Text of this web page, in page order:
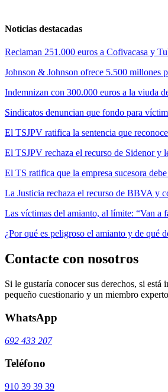
Noticias destacadas
Reclaman 251.000 euros a Cofivacasa y
Johnson & Johnson ofrece 5.500 millones
Indemnizan con 300.000 euros a la viuda
Sindicatos denuncian que fondo para
El TSJPV ratifica la sentencia que
El TSJPV rechaza el recurso de Sidenor y
El TS ratifica que la empresa sucesora
La Justicia rechaza el recurso de BBVA y
Las víctimas del amianto, al límite: “Van a
¿Por qué es peligroso el amianto y de qué
Contacte con nosotros
Si le gustaría conocer sus derechos, si
pequeño cuestionario y un miembro
WhatsApp
692 433 207
Teléfono
910 39 39 39